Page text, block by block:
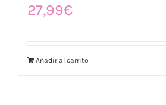
27,99€
Añadir al carrito